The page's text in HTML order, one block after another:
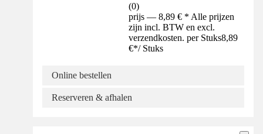
(0)
prijs — 8,89 € * Alle prijzen
zijn incl. BTW en excl.
verzendkosten. per Stuks8,89
€*/ Stuks
Online bestellen
Reserveren & afhalen